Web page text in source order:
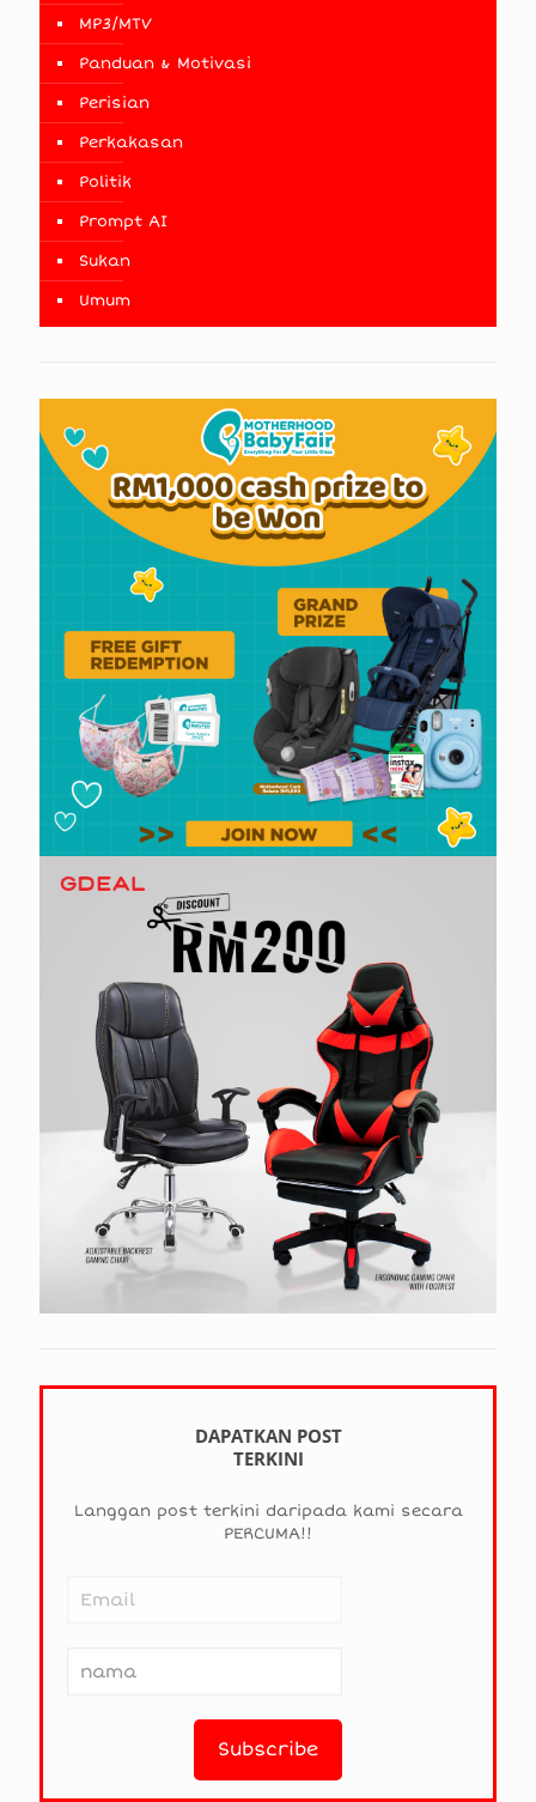
MP3/MTV
Panduan & Motivasi
Perisian
Perkakasan
Politik
Prompt AI
Sukan
Umum
DAPATKAN POST
TERKINI
Langgan post terkini daripada kami secara
PERCUMA!!